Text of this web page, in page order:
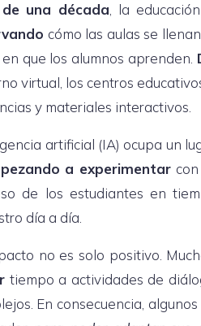
una década , la
cómo las aulas se
que los alumnos aprenden.
virtual, los centros
y materiales interactivos.
artificial (IA) ocupa un
a experimentar
de los estudiantes en
día a día.
no es solo positivo.
tiempo a actividades de
En consecuencia,